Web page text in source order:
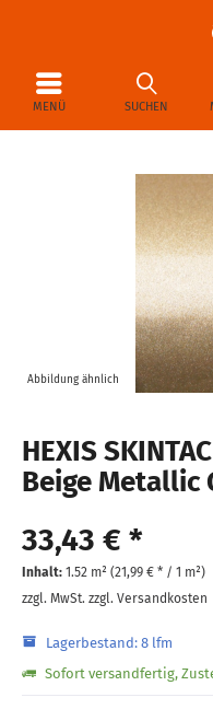
MENÜ SUCHEN
Abbildung ähnlich
HEXIS
Beige Metallic
33,43 € *
Inhalt: 1.52 m² (21,99 € * / 1 m²)
zzgl. MwSt. zzgl. Versandkosten
Lagerbestand: 8 lfm
Sofort versandfertig,